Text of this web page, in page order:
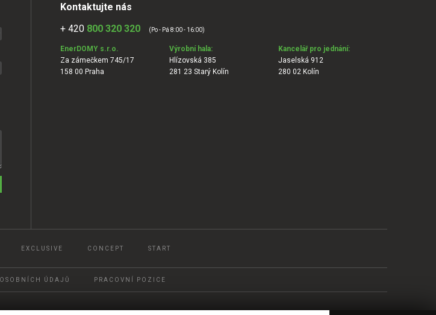
Kontaktujte nás
+ 420 800 320 320 (Po - Pá 8:00 - 16:00)
EnerDOMY s.r.o.
Za zámečkem 745/17
158 00 Praha
Výrobní hala:
Hlízovská 385
281 23 Starý Kolín
Kancelář pro jednání:
Jaselská 912
280 02 Kolín
EXCLUSIVE CONCEPT START
ÚDAJŮ PRACOVNÍ POZICE